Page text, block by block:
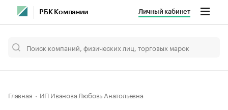
РБК Компании Личный кабинет
Главная ИП Иванова Любовь Анатольевна